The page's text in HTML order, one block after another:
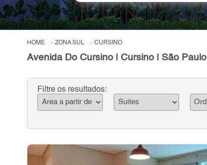
HOME ZONA SUL CURSINO
Avenida Do Cursino | Cursino | São Paulo
Filtre os resultados: